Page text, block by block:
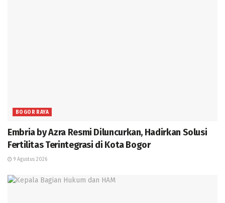
BOGOR RAYA
Embria by Azra Resmi Diluncurkan, Hadirkan Solusi
Fertilitas Terintegrasi di Kota Bogor
9 Agustus 2026